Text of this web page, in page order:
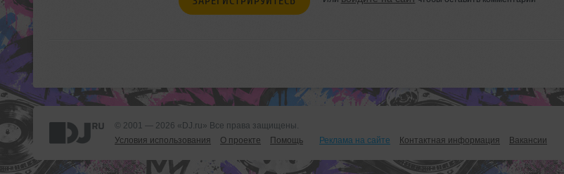
© 2001 — 2026 «DJ.ru» Все права защищены.
Условия использования
О проекте Помощь Реклама на сайте Контактная информация Вакансии